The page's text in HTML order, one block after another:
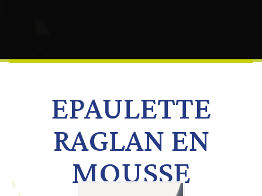
EPAULETTE
RAGLAN EN
MOUSSE